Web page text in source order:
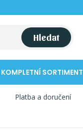
Hledat
KOMPLETNÍ SORTIMENT
Platba a doručení